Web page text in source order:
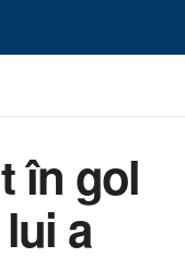
în gol
a